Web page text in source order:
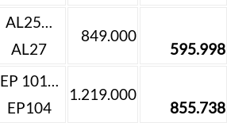
AL25…
AL27
849.000
595.998
EP 101…
EP104
1.219.000
855.738